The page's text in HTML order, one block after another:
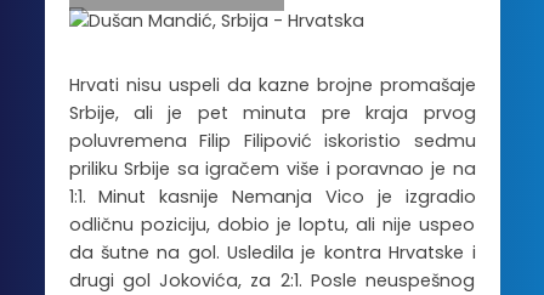
Hrvati nisu uspeli da kazne brojne promašaje
Srbije, ali je pet minuta pre kraja prvog
poluvremena Filip Filipović iskoristio sedmu
priliku Srbije sa igračem više i poravnao je na
1:1. Minut kasnije Nemanja Vico je izgradio
odličnu poziciju, dobio je loptu, ali nije uspeo
da šutne na gol. Usledila je kontra Hrvatske i
drugi gol Jokovića, za 2:1. Posle neuspešnog